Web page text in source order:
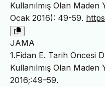
Kullanılmış Olan Maden
Ocak 2016): 49-59.
JAMA
1.Fidan E. Tarih Öncesi
Kullanılmış Olan Maden
2016;:49–59.